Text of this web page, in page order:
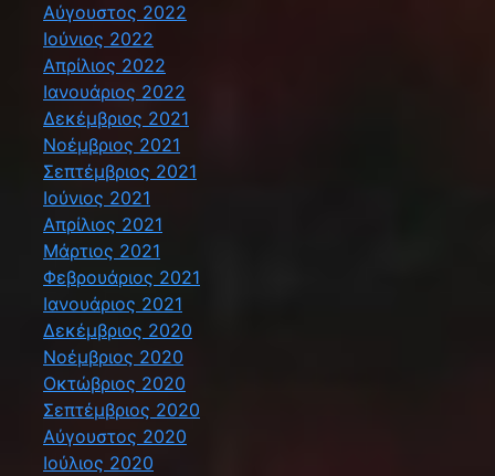
Αύγουστος 2022
Ιούνιος 2022
Απρίλιος 2022
Ιανουάριος 2022
Δεκέμβριος 2021
Νοέμβριος 2021
Σεπτέμβριος 2021
Ιούνιος 2021
Απρίλιος 2021
Μάρτιος 2021
Φεβρουάριος 2021
Ιανουάριος 2021
Δεκέμβριος 2020
Νοέμβριος 2020
Οκτώβριος 2020
Σεπτέμβριος 2020
Αύγουστος 2020
Ιούλιος 2020